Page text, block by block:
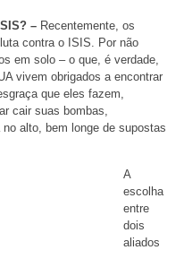
– Recentemente, os
contra o ISIS. Por não
em solo – o que, é verdade,
vivem obrigados a encontrar
que eles fazem,
cair suas bombas,
alto, bem longe de supostas
A
escolha
entre
dois
aliados